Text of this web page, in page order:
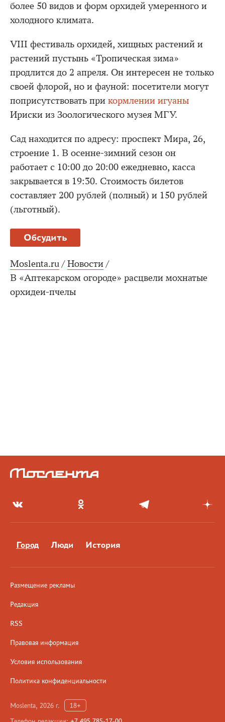
более 50 видов и форм орхидей умеренного и
холодного климата.
VIII фестиваль орхидей, хищных растений и
растений пустынь «Тропическая зима»
продлится до 2 апреля. Он интересен не только
своей флорой, но и фауной: посетители могут
поприсутствовать при кормлении игуаны
Ириски из Зоологического музея МГУ.
Сад находится по адресу: проспект Мира, 26,
строение 1. В осенне-зимний сезон он
работает с 10:00 до 20:00 ежедневно, касса
закрывается в 19:30. Стоимость билетов
составляет 200 рублей (полный) и 150 рублей
(льготный).
Обсудить
Moslenta.ru / Новости /
В «Аптекарском огороде» расцвели мохнатые
орхидеи-пчелы
Город Люди История
Размещение рекламы
Редакция
RSS
Правовая информация
Условия использования
Политика конфиденциальности
Moslenta, 2026 г.
18+